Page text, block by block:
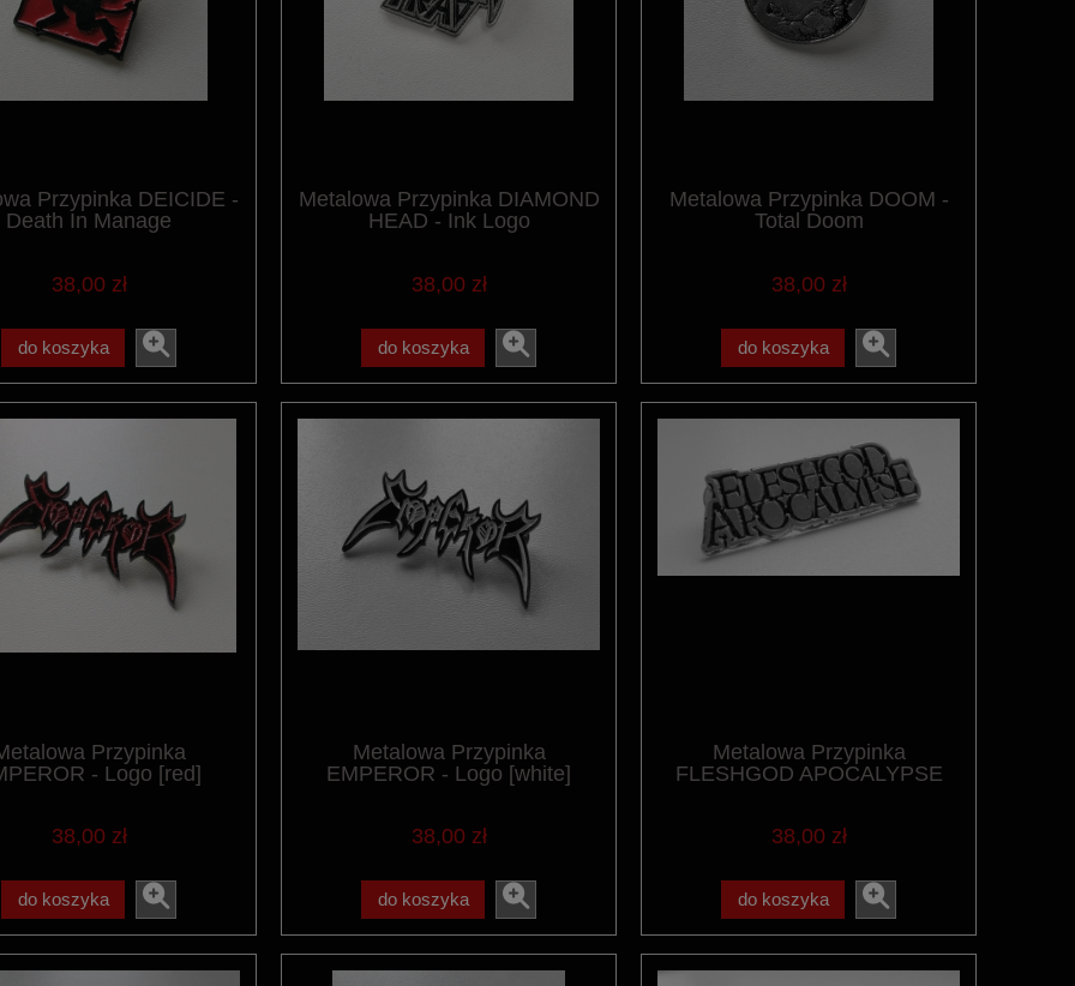
Przypinka DEICIDE -
Death In Manage
38,00 zł
do koszyka
Metalowa Przypinka DIAMOND
HEAD - Ink Logo
38,00 zł
do koszyka
Metalowa Przypinka DOOM -
Total Doom
38,00 zł
do koszyka
Przypinka
- Logo [red]
38,00 zł
do koszyka
Metalowa Przypinka
EMPEROR - Logo [white]
38,00 zł
do koszyka
Metalowa Przypinka
FLESHGOD APOCALYPSE
38,00 zł
do koszyka